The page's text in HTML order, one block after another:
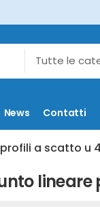
News Contatti
a scatto u